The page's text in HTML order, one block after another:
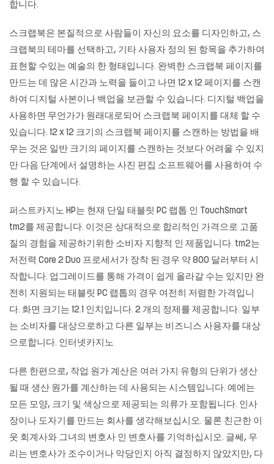
합니다.
스크랩북은 본질적으로 사람들이 자신의 요소를 디자인하고, 스
크랩북의 테마를 선택하고, 기타 사용자 정의 된 항목을 추가하여
표현할 수있는 예술의 한 형태입니다. 완벽한 스크랩북 페이지를
만드는 데 많은 시간과 노력을 들이고 나면 12 x 12 페이지를 스캔
하여 디지털 사본이나 백업을 보관할 수 있습니다. 디지털 백업을
사용하면 무언가가 원래대로되어 스크랩북 페이지를 대체 할 수
있습니다. 12 x 12 크기의 스크랩북 페이지를 스캔하는 방법을 배
우는 것은 일반 크기의 페이지를 스캔하는 것보다 어려울 수 있지
만 다음 단계에서 설명하는 사진 편집 소프트웨어를 사용하여 수
행 할 수 있습니다.
퍼스트카지노 HP는 현재 단일 태블릿 PC 랩톱 인 TouchSmart
tm2를 제공합니다. 이것은 상대적으로 합리적인 가격으로 고품
질의 경험을 제공하기위한 소비자 지향적 인 제품입니다. tm2는
저전력 Core 2 Duo 프로세서가 장착 된 경우 약 800 달러부터 시
작합니다. 업그레이드를 통해 가격이 쉽게 올라갈 수는 있지만 완
전히 지원되는 태블릿 PC 랩톱의 경우 여전히 저렴한 가격입니
다. 화면 크기는 12.1 인치입니다. 2 개의 정제를 제공합니다. 일부
는 소비자를 대상으로하고 다른 일부는 비즈니스 사용자를 대상
으로합니다. 인터넷카지노
다른 한편으로, 작업 원가 계산은 여러 가지 유형의 단위가 생산
될 때 생산 원가를 계산하는 데 사용되는 시스템입니다. 예에는
모든 모양, 크기 및 색상으로 제공되는 의류가 포함됩니다. 인사
장이나 도자기를 만드는 회사를 생각해보십시오. 물론 친근한 이
웃 회계사와 그녀의 변호사 인 변호사를 기억하십시오. 글쎄, 우
리는 변호사가 조수이거나 악당인지 아직 결정하지 않았지만, 다